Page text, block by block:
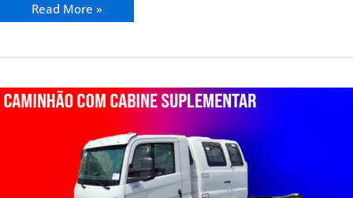
Read More »
Cabine
suplementar